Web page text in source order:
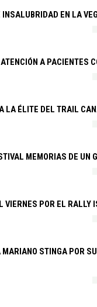
INSALUBRIDAD EN LA
A PACIENTES
LA ÉLITE DEL TRAIL
MEMORIAS DE UN
VIERNES POR EL RALLY
STINGA POR